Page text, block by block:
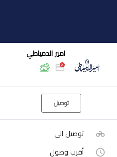
امير الدمياطي
توصيل
توصيل الى
أقرب وصول